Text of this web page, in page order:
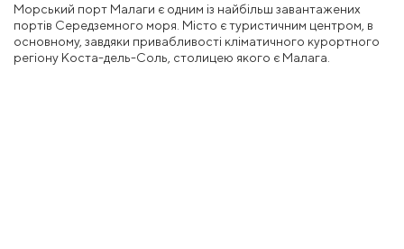
Морський порт Малаги є одним із найбільш завантажених
портів Середземного моря. Місто є туристичним центром, в
основному, завдяки привабливості кліматичного курортного
регіону Коста-дель-Соль, столицею якого є Малага.